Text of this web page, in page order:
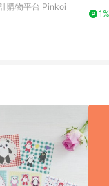
購物平台 Pinkoi
1%